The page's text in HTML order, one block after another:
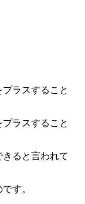
ラスすること
ラスすること
きると言われて
す。